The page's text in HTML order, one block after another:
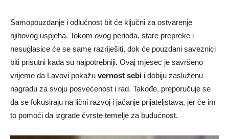
Samopouzdanje i odlučnost bit će ključni za ostvarenje
njihovog uspjeha. Tokom ovog perioda, stare prepreke i
nesuglasice će se same razriješiti, dok će pouzdani saveznici
biti prisutni kada su najpotrebniji. Ovaj mjesec je savršeno
vrijeme da Lavovi pokažu vernost sebi i dobiju zasluženu
nagradu za svoju posvećenost i rad. Takođe, preporučuje se
da se fokusiraju na lični razvoj i jačanje prijateljstava, jer će im
to pomoći da izgrade čvrste temelje za budućnost.